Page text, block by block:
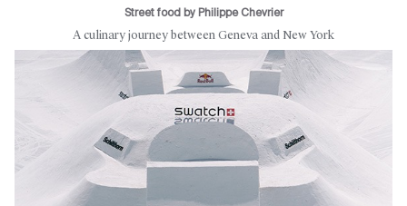
Street food by Philippe Chevrier
A culinary journey between Geneva and New York